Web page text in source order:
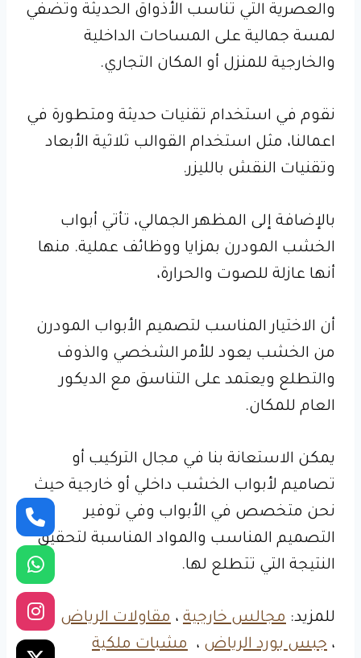
والعصرية التي تناسب الأذواق الحديثة وتضفي
لمسة جمالية على المساحات الداخلية
والخارجية للمنزل أو المكان التجاري.
نقوم في استخدام تقنيات حديثة ومتطورة في
اعمالنا، مثل استخدام القوالب ثلاثية الأبعاد
وتقنيات النقش بالليزر.
بالإضافة إلى المظهر الجمالي، تأتي أبواب
الخشب المودرن بمزايا ووظائف عملية. منها
أنها عازلة للصوت والحرارة،
أن الاختيار المناسب لتصميم الأبواب المودرن
من الخشب يعود للأمر الشخصي والذوف
والتطلع ويعتمد على التناسق مع الديكور
العام للمكان.
يمكن الاستعانة بنا في مجال التركيب أو
تصاميم لأبواب الخشب داخلي أو خارجية حيث
نحن متخصص في الأبواب وفي توفير
التصميم المناسب والمواد المناسبة لتحقيق
النتيجة التي تتطلع لها.
للمزيد: مجالس خارجية ، مقاولات الرياض
، جبس بورد الرياض ، مشبات ملكية